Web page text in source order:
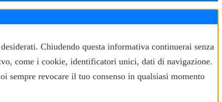
Chiudendo questa informativa continuerai senza
come i cookie, identificatori unici, dati di navigazione.
sempre revocare il tuo consenso in qualsiasi momento